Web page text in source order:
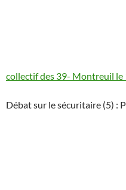
collectif des 39- Montreuil le
Débat sur le sécuritaire (5) :